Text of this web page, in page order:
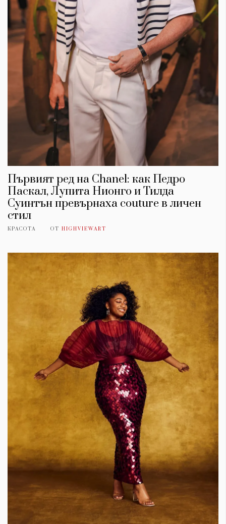
Първият ред на Chanel: как Педро
Паскал, Лупита Нионго и Тилда
Суинтън превърнаха couture в личен
стил
КРАСОТА ОТ HIGHVIEWART